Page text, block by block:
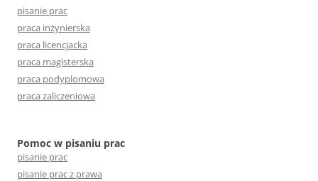
pisanie prac
praca inżynierska
praca licencjacka
praca magisterska
praca podyplomowa
praca zaliczeniowa
Pomoc w pisaniu prac
pisanie prac
pisanie prac z prawa